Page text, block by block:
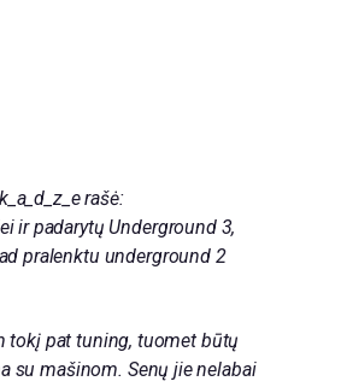
rašė:
ir padarytų Underground 3,
pralenktu underground 2
tokį pat tuning, tuomet būtų
su mašinom. Senų jie nelabai